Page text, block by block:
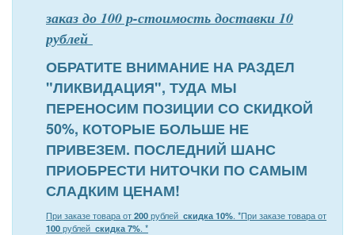
заказ до 100 р-стоимость доставки 10
рублей
ОБРАТИТЕ ВНИМАНИЕ НА РАЗДЕЛ
"ЛИКВИДАЦИЯ", ТУДА МЫ
ПЕРЕНОСИМ ПОЗИЦИИ СО СКИДКОЙ
50%, КОТОРЫЕ БОЛЬШЕ НЕ
ПРИВЕЗЕМ. ПОСЛЕДНИЙ ШАНС
ПРИОБРЕСТИ НИТОЧКИ ПО САМЫМ
СЛАДКИМ ЦЕНАМ!
При заказе товара от200рублей скидка 10%. *При заказе товара от
100рублей скидка 7%. *